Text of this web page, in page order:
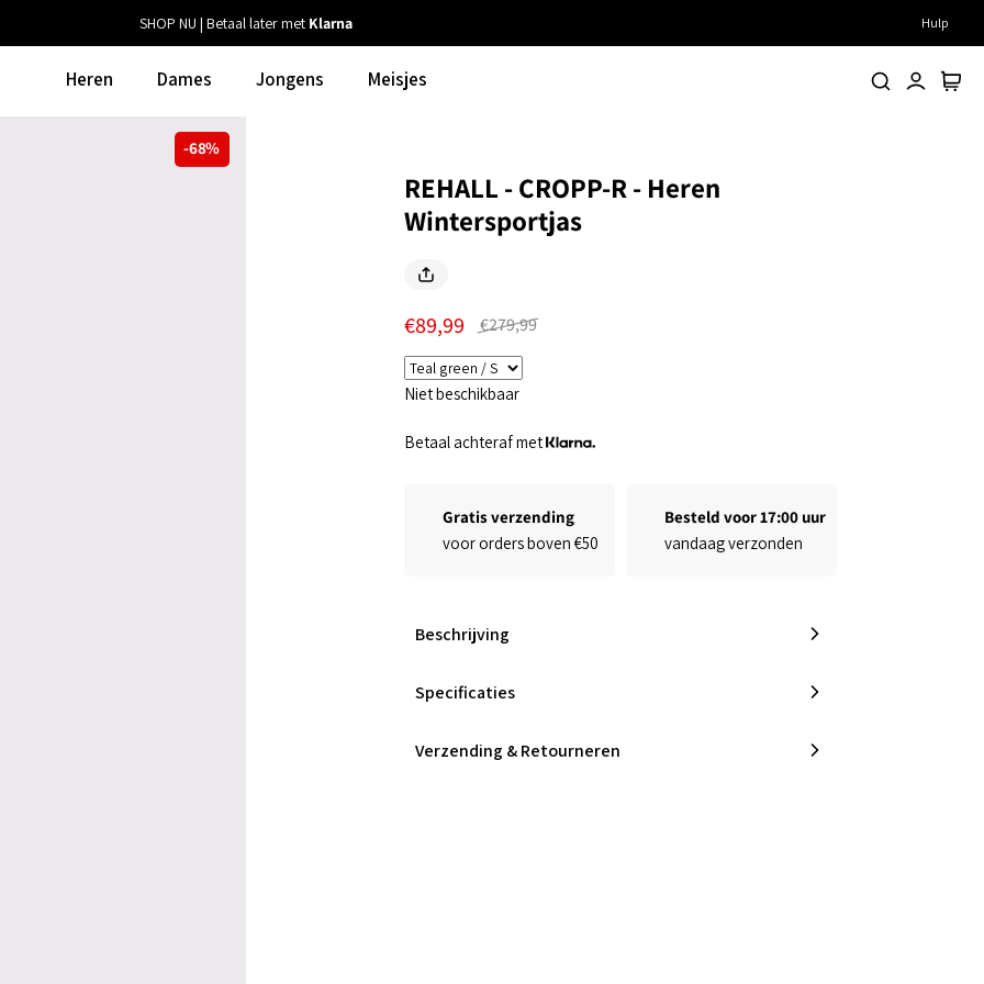
SHOP NU | Betaal later met Klarna Hulp
Heren Dames Jongens Meisjes ZoekenAccount
-68%
REHALL - CROPP-R - Heren
Wintersportjas
€89,99 €279,99
Niet beschikbaar
Betaal achteraf met
Gratis verzending
voor orders boven €50
Besteld voor 17:00 uur
vandaag verzonden
Beschrijving
Specificaties
Verzending & Retourneren